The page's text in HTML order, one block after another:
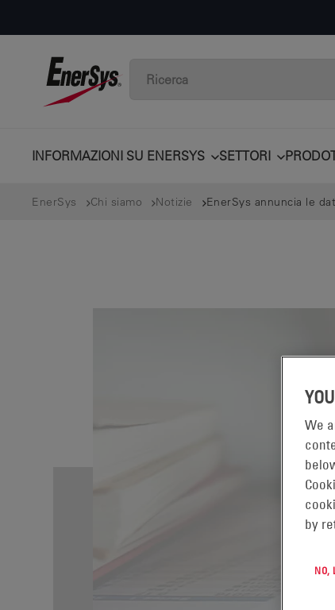
INFORMAZIONI SU ENERSYS SETTORI
EnerSys Chi siamo Notizie EnerSys annuncia le
We
by
NO,